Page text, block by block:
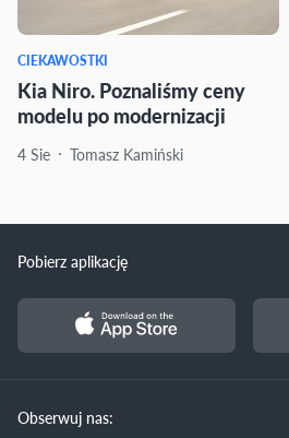
CIEKAWOSTKI
Kia Niro. Poznaliśmy ceny
modelu po modernizacji
4 Sie Tomasz Kamiński
Pobierz aplikację
Obserwuj nas: